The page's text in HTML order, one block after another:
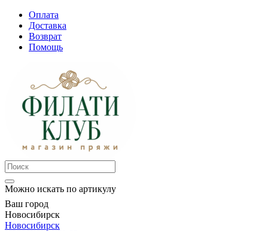
Оплата
Доставка
Возврат
Помощь
Можно искать по артикулу
Ваш город
Новосибирск
Новосибирск